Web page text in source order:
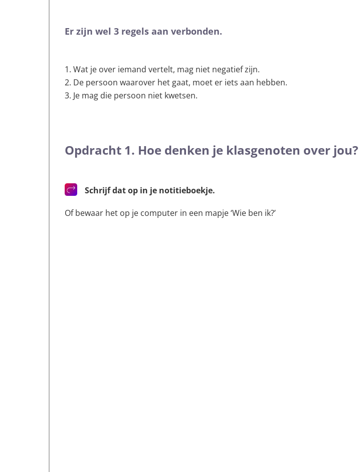
Er zijn wel 3 regels aan verbonden.
Wat je over iemand vertelt, mag niet negatief zijn.
De persoon waarover het gaat, moet er iets aan hebben.
Je mag die persoon niet kwetsen.
Opdracht 1. Hoe denken je klasgenoten over jou?
Schrijf dat op in je notitieboekje.
Of bewaar het op je computer in een mapje ‘Wie ben ik?’